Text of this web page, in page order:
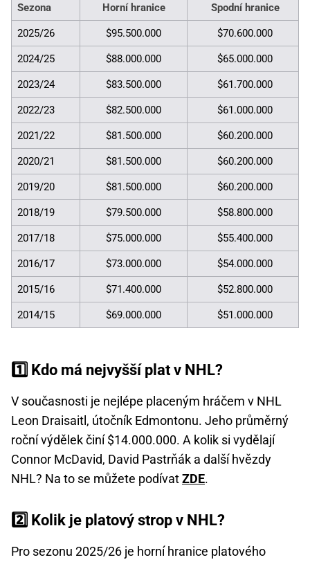
Sezona Horní hranice Spodní hranice
2025/26 $95.500.000 $70.600.000
2024/25 $88.000.000 $65.000.000
2023/24 $83.500.000 $61.700.000
2022/23 $82.500.000 $61.000.000
2021/22 $81.500.000 $60.200.000
2020/21 $81.500.000 $60.200.000
2019/20 $81.500.000 $60.200.000
2018/19 $79.500.000 $58.800.000
2017/18 $75.000.000 $55.400.000
2016/17 $73.000.000 $54.000.000
2015/16 $71.400.000 $52.800.000
2014/15 $69.000.000 $51.000.000
1️⃣ Kdo má nejvyšší plat v NHL?
V současnosti je nejlépe placeným hráčem v NHL
Leon Draisaitl, útočník Edmontonu. Jeho průměrný
roční výdělek činí $14.000.000. A kolik si vydělají
Connor McDavid, David Pastrňák a další hvězdy
NHL? Na to se můžete podívatZDE.
2️⃣ Kolik je platový strop v NHL?
Pro sezonu 2025/26 je horní hranice platového